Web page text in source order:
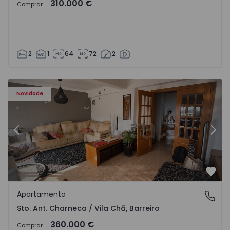
Comprar 310.000 €
2 1 64 72 2
Novidade
- 1573477 - 14
Apartamento T3 Barreiro, Sto. Ant. Charneca / Vila Chã -
Anterior
Sto. Ant. Charneca / Vila Chã, Barreiro
Apartamento
Sto. Ant. Charneca / Vila Chã, Barreiro
Comprar 360.000 €